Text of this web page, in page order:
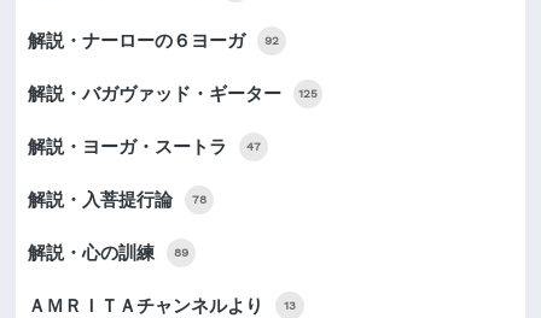
解説・ナーローの６ヨーガ 92
解説・バガヴァッド・ギーター 125
解説・ヨーガ・スートラ 47
解説・入菩提行論 78
解説・心の訓練 89
ＡＭＲＩＴＡチャンネルより 13